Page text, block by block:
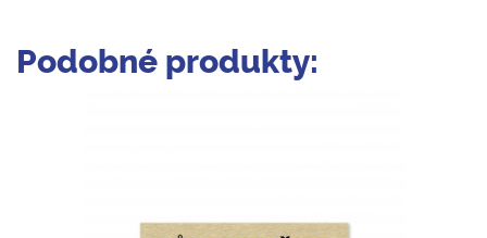
Podobné produkty: